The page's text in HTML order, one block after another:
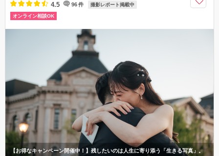
4.5 96件 撮影レポート掲載中
オンライン相談OK
【お得なキャンペーン開催中！】残したいのは人生に寄り添う「生きる写真」。